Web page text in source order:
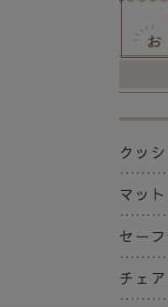
クッ
マッ
セー
チェ